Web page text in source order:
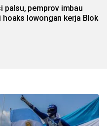
palsu, pemprov imbau
hoaks lowongan kerja Blok